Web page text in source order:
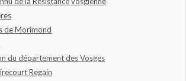
de Morimond
du département des Vosges
Regain